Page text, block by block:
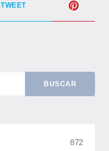
TWEET
BUSCAR
872